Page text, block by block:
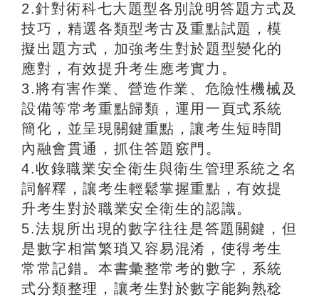
2.針對術科七大題型各別說明答題方式及
技巧，精選各類型考古及重點試題，模
擬出題方式，加強考生對於題型變化的
應對，有效提升考生應考實力。
3.將有害作業、營造作業、危險性機械及
設備等常考重點歸類，運用一頁式系統
簡化，並呈現關鍵重點，讓考生短時間
內融會貫通，抓住答題竅門。
4.收錄職業安全衛生與衛生管理系統之名
詞解釋，讓考生輕鬆掌握重點，有效提
升考生對於職業安全衛生的認識。
5.法規所出現的數字往往是答題關鍵，但
是數字相當繁瑣又容易混淆，使得考生
常常記錯。本書彙整常考的數字，系統
式分類整理，讓考生對於數字能夠熟稔